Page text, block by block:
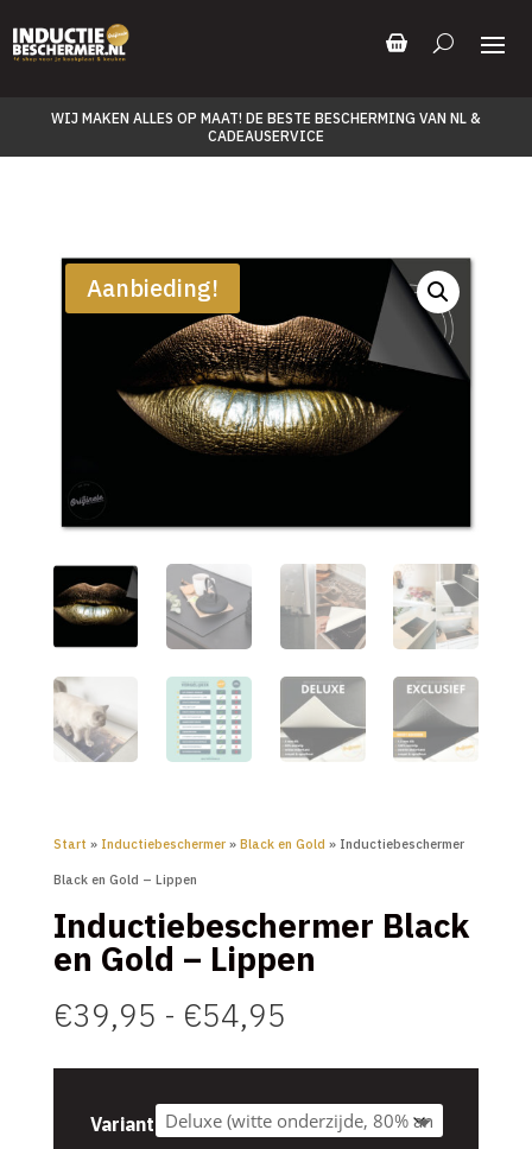
WIJ MAKEN ALLES OP MAAT! DE BESTE BESCHERMING VAN NL &
CADEAUSERVICE
Aanbieding!
Start » Inductiebeschermer» Black en Gold » Inductiebeschermer
Black en Gold – Lippen
Inductiebeschermer Black
en Gold – Lippen
€39,95 - €54,95
€54,95
Variant